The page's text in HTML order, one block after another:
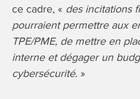
ce cadre, « des incitations
pourraient permettre aux
TPE/PME, de mettre en
interne et dégager un
cybersécurité. »